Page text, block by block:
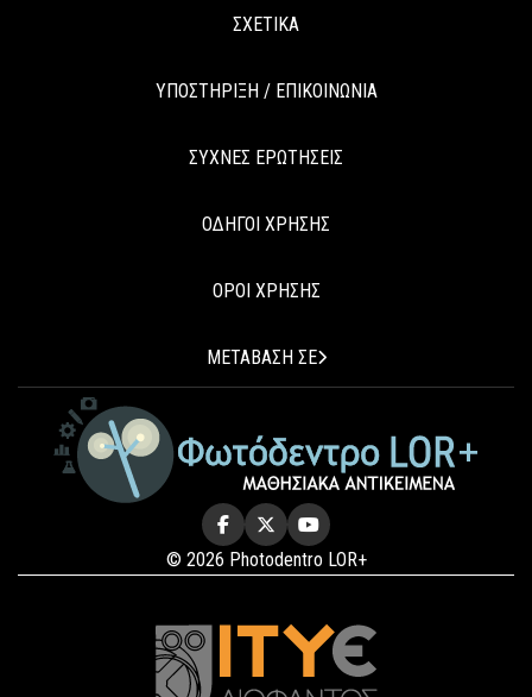
ΣΧΕΤΙΚΑ
ΥΠΟΣΤΗΡΙΞΗ / ΕΠΙΚΟΙΝΩΝΙΑ
ΣΥΧΝΕΣ ΕΡΩΤΗΣΕΙΣ
ΟΔΗΓΟΙ ΧΡΗΣΗΣ
ΟΡΟΙ ΧΡΗΣΗΣ
ΜΕΤΑΒΑΣΗ ΣΕ
© 2026 Photodentro LOR+